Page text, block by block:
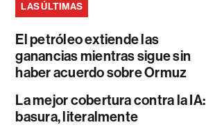
LAS ÚLTIMAS
El petróleo extiende las
ganancias mientras sigue sin
haber acuerdo sobre Ormuz
La mejor cobertura contra la IA:
basura, literalmente